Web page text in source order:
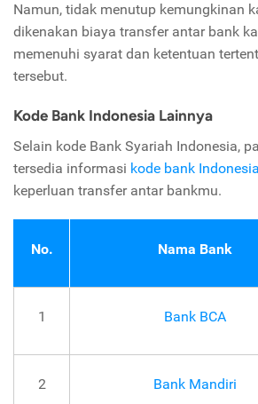
Namun, tidak menutup kemungkinan
dikenakan biaya transfer antar bank
memenuhi syarat dan ketentuan
tersebut.
Kode Bank Indonesia Lainnya
Selain kode Bank Syariah Indonesia,
tersedia informasi kode bank Indonesia
keperluan transfer antar bankmu.
No. Nama Bank
1 Bank BCA
2 Bank Mandiri